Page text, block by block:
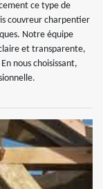
ce type de
couvreur charpentier
Notre équipe
et transparente,
nous choisissant,